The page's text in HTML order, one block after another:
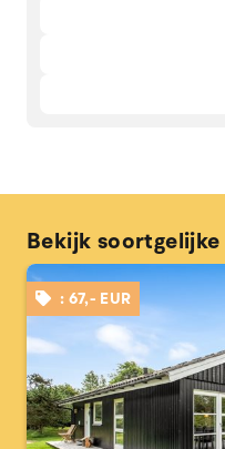
Bekijk
: 67,- EUR